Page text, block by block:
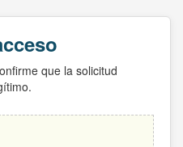
que la solicitud